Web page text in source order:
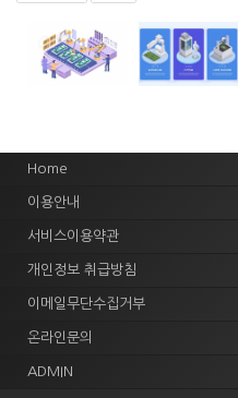
Home
이용안내
서비스이용약관
개인정보 취급방침
이메일무단수집거부
온라인문의
ADMIN